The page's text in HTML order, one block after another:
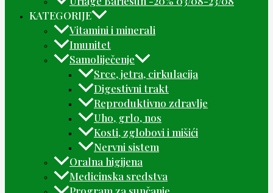
KATEGORIJE
Vitamini i minerali
Imunitet
Samoliječenje
Srce, jetra, cirkulacija
Digestivni trakt
Reproduktivno zdravlje
Uho, grlo, nos
Kosti, zglobovi i mišići
Nervni sistem
Oralna higijena
Medicinska sredstva